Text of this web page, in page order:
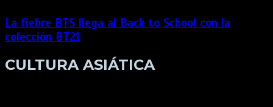
La fiebre BTS llega al Back to School con la
colección BT21
CULTURA ASIÁTICA